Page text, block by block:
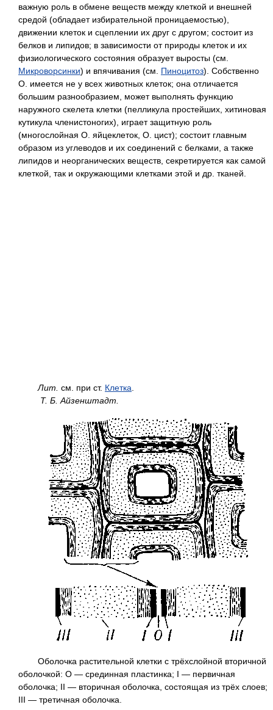
важную роль в обмене веществ между клеткой и внешней
средой (обладает избирательной проницаемостью),
движении клеток и сцеплении их друг с другом; состоит из
белков и липидов; в зависимости от природы клеток и их
физиологического состояния образует выросты (см.
Микроворсинки) и впячивания (см. Пиноцитоз). Собственно
О. имеется не у всех животных клеток; она отличается
большим разнообразием, может выполнять функцию
наружного скелета клетки (пелликула простейших, хитиновая
кутикула членистоногих), играет защитную роль
(многослойная О. яйцеклеток, О. цист); состоит главным
образом из углеводов и их соединений с белками, а также
липидов и неорганических веществ, секретируется как самой
клеткой, так и окружающими клетками этой и др. тканей.
Лит. см. при ст. Клетка.
Т. Б. Айзенштадт.
Оболочка растительной клетки с трёхслойной вторичной
оболочкой: О — срединная пластинка; I — первичная
оболочка; II — вторичная оболочка, состоящая из трёх слоев;
III — третичная оболочка.